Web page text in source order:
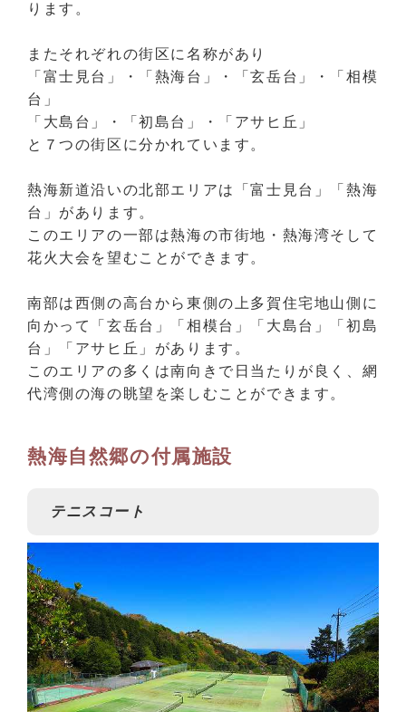
ります。
またそれぞれの街区に名称があり
「富士見台」・「熱海台」・「玄岳台」・「相模
台」
「大島台」・「初島台」・「アサヒ丘」
と７つの街区に分かれています。
熱海新道沿いの北部エリアは「富士見台」「熱海
台」があります。
このエリアの一部は熱海の市街地・熱海湾そして
花火大会を望むことができます。
南部は西側の高台から東側の上多賀住宅地山側に
向かって「玄岳台」「相模台」「大島台」「初島
台」「アサヒ丘」があります。
このエリアの多くは南向きで日当たりが良く、網
代湾側の海の眺望を楽しむことができます。
熱海自然郷の付属施設
テニスコート